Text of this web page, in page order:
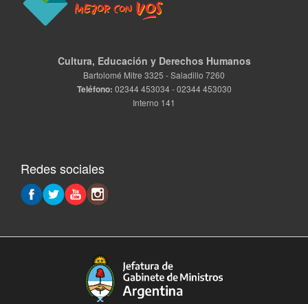
Cultura, Educación y Derechos Humanos
Bartolomé Mitre 3325 - Saladillo 7260
Teléfono: 02344 453034 - 02344 453030
Interno 141
Redes sociales